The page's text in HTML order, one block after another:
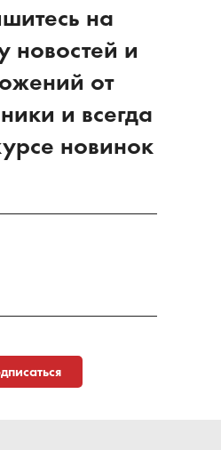
на
новостей и
от
и всегда
новинок